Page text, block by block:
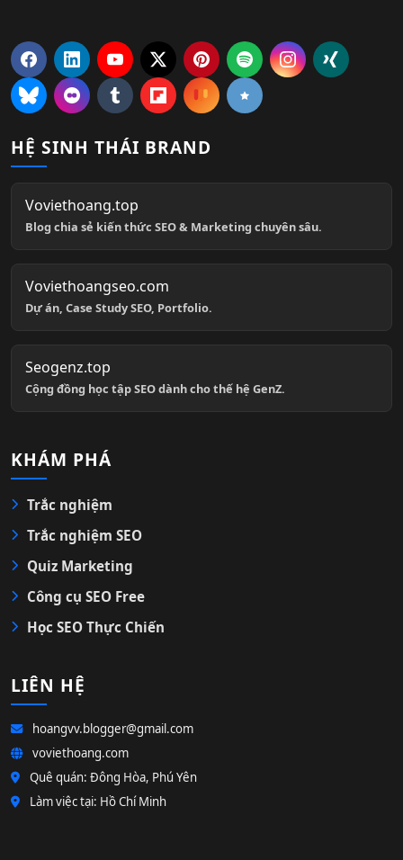
HỆ SINH THÁI BRAND
Voviethoang.top
Blog chia sẻ kiến thức SEO & Marketing chuyên sâu.
Voviethoangseo.com
Dự án, Case Study SEO, Portfolio.
Seogenz.top
Cộng đồng học tập SEO dành cho thế hệ GenZ.
KHÁM PHÁ
Trắc nghiệm
Trắc nghiệm SEO
Quiz Marketing
Công cụ SEO Free
Học SEO Thực Chiến
LIÊN HỆ
hoangvv.blogger@gmail.com
voviethoang.com
Quê quán: Đông Hòa, Phú Yên
Làm việc tại: Hồ Chí Minh